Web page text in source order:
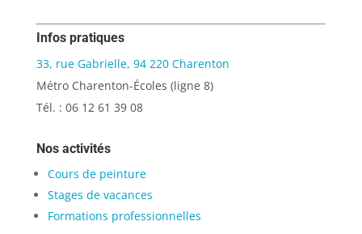
Infos pratiques
33, rue Gabrielle, 94 220 Charenton
Métro Charenton-Écoles (ligne 8)
Tél. : 06 12 61 39 08
Nos activités
Cours de peinture
Stages de vacances
Formations professionnelles